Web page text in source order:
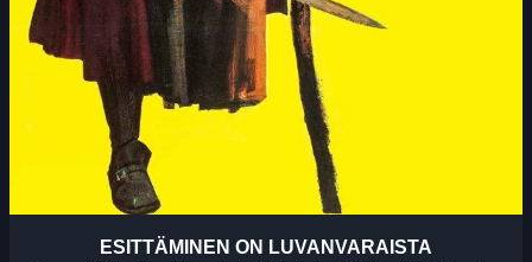
ESITTÄMINEN ON LUVANVARAISTA